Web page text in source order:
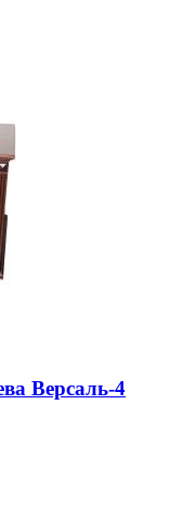
Версаль-4